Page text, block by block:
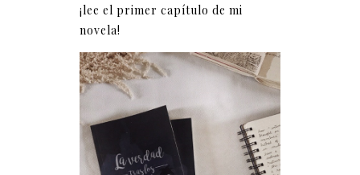
¡lee el primer capítulo de mi
novela!
La verdad tras los
secretos (fragmento)